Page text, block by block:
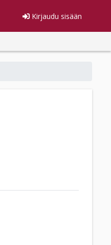
Kirjaudu sisään